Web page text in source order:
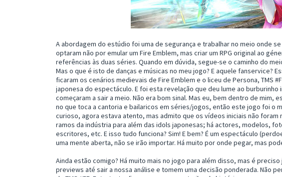
A abordagem do estúdio foi uma de segurança e trabalhar no meio onde
optaram não por emular um Fire Emblem, mas criar um RPG original ao
referências às duas séries. Quando em dúvida, segue-se o caminho do
Mas o que é isto de danças e músicas no meu jogo? E aquele fanservice?
ficaram os cenários medievais de Fire Emblem e o liceu de Persona, TMS
japonesa do espectáculo. E foi esta revelação que deu lume ao
começaram a sair a meio. Não era bom sinal. Mas eu, bem dentro de mim,
no que toca a cantoria e bailaricos em séries/jogos, então este jogo foi o
curioso, agora estava atento, mas admito que os vídeos iniciais não foram
ramos da indústria para além das idols japonesas; há actores, modelos,
escritores, etc. E isso tudo funciona? Sim! E bem? É um espectáculo
uma mente aberta, não se irão importar. Há muito por onde pegar, mas
Ainda estão comigo? Há muito mais no jogo para além disso, mas é
previews até sair a nossa análise e tomem uma decisão ponderada. Não